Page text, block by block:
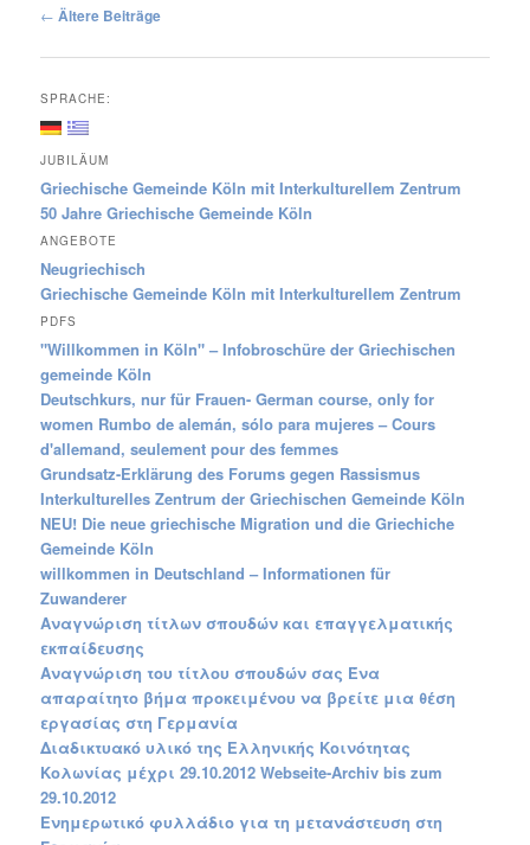
Beitragsnavigation
← Ältere Beiträge
SPRACHE:
JUBILÄUM
Griechische Gemeinde Köln mit Interkulturellem Zentrum
50 Jahre Griechische Gemeinde Köln
ANGEBOTE
Neugriechisch
Griechische Gemeinde Köln mit Interkulturellem Zentrum
PDFS
"Willkommen in Köln" – Infobroschüre der Griechischen
gemeinde Köln
Deutschkurs, nur für Frauen- German course, only for
women Rumbo de alemán, sólo para mujeres – Cours
d'allemand, seulement pour des femmes
Grundsatz-Erklärung des Forums gegen Rassismus
Interkulturelles Zentrum der Griechischen Gemeinde Köln
NEU! Die neue griechische Migration und die Griechiche
Gemeinde Köln
willkommen in Deutschland – Informationen für
Zuwanderer
Αναγνώριση τίτλων σπουδών και επαγγελματικής
εκπαίδευσης
Αναγνώριση του τίτλου σπουδών σας Ένα
απαραίτητο βήμα προκειμένου να βρείτε μια θέση
εργασίας στη Γερμανία
Διαδικτυακό υλικό της Ελληνικής Κοινότητας
Κολωνίας μέχρι 29.10.2012 Webseite-Archiv bis zum
29.10.2012
Ενημερωτικό φυλλάδιο για τη μετανάστευση στη